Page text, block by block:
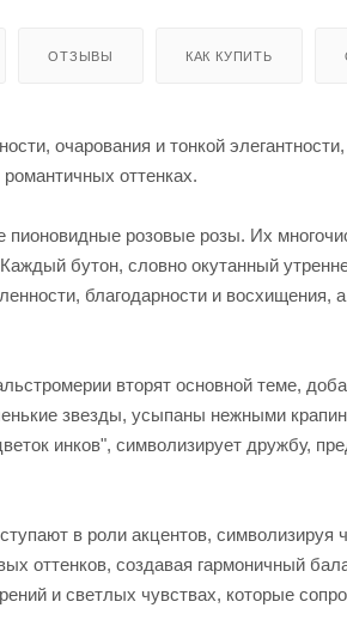
ОТЗЫВЫ КАК КУПИТЬ
очарования и тонкой
оттенках.
розовые розы. Их
бутон, словно окутанный
благодарности и
вторят основной теме,
звезды, усыпаны нежными
инков", символизирует дружбу,
в роли акцентов, символизируя
оттенков, создавая гармоничный
и светлых чувствах, которые